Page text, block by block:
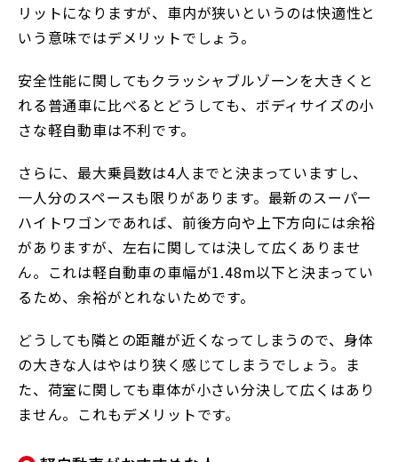
リットになりますが、車内が狭いというのは快適性と
いう意味ではデメリットでしょう。
安全性能に関してもクラッシャブルゾーンを大きくと
れる普通車に比べるとどうしても、ボディサイズの小
さな軽自動車は不利です。
さらに、最大乗員数は4人までと決まっていますし、
一人分のスペースも限りがあります。最新のスーパー
ハイトワゴンであれば、前後方向や上下方向には余裕
がありますが、左右に関しては決して広くありませ
ん。これは軽自動車の車幅が1.48m以下と決まってい
るため、余裕がとれないためです。
どうしても隣との距離が近くなってしまうので、身体
の大きな人はやはり狭く感じてしまうでしょう。ま
た、荷室に関しても車体が小さい分決して広くはあり
ません。これもデメリットです。